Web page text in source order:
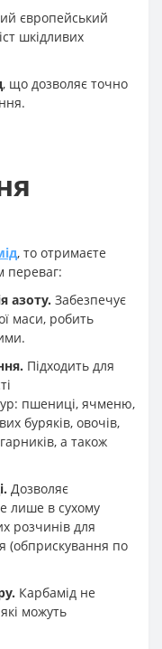
європейський
шкідливих
, що дозволяє точно
, то отримаєте
переваг:
азоту. Забезпечує
маси, робить
Підходить для
пшениці, ячменю,
буряків, овочів,
а також
Дозволяє
лише в сухому
розчинів для
(обприскування по
Карбамід не
можуть